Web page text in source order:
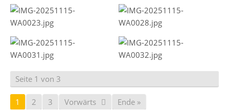
Seite 1 von 3
1 2 3 Vorwärts Ende »